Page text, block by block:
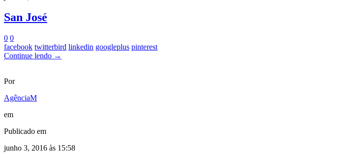
San José
0 0
facebook twitterbird linkedin googleplus pinterest
Continue lendo →
Por
AgênciaM
em
Publicado em
junho 3, 2016 às 15:58